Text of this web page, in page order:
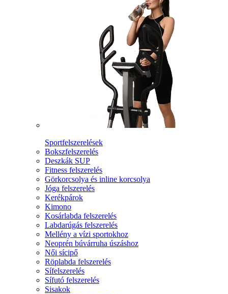
Sportfelszerelések
Bokszfelszerelés
Deszkák SUP
Fitness felszerelés
Görkorcsolya és inline korcsolya
Jóga felszerelés
Kerékpárok
Kimono
Kosárlabda felszerelés
Labdarúgás felszerelés
Mellény a vízi sportokhoz
Neoprén búvárruha úszáshoz
Női sícipő
Röplabda felszerelés
Sífelszerelés
Sífutó felszerelés
Sisakok